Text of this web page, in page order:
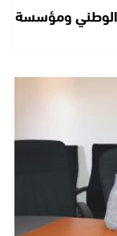
الوطني ومؤسسة